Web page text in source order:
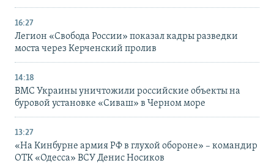
16:27
Легион «Свобода России» показал кадры разведки
моста через Керченский пролив
14:18
ВМС Украины уничтожили российские объекты на
буровой установке «Сиваш» в Черном море
13:27
«На Кинбурне армия РФ в глухой обороне» – командир
ОТК «Одесса» ВСУ Денис Носиков